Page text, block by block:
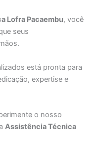
Lofra Pacaembu, você
seus
está pronta para
expertise e
o nosso
Assistência Técnica